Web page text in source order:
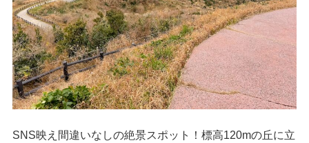
SNS映え間違いなしの絶景スポット！標高120mの丘に立